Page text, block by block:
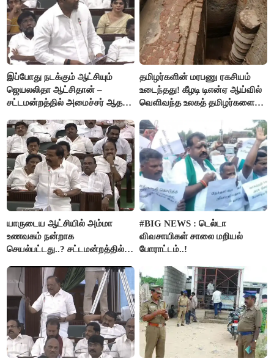
இப்போது நடக்கும் ஆட்சியும்
ஜெயலலிதா ஆட்சிதான் –
சட்டமன்றத்தில் அமைச்சர் ஆதவ்
தமிழர்களின் மரபணு ரகசியம்
உடைந்தது! கீழடி டிஎன்ஏ ஆய்வில்
வெளிவந்த உலகத் தமிழர்களை
யாருடைய ஆட்சியில் அம்மா
உணவகம் நன்றாக
செயல்பட்டது..? சட்டமன்றத்தில்
#BIG NEWS : டெல்டா
விவசாயிகள் சாலை மறியல்
போராட்டம்..!